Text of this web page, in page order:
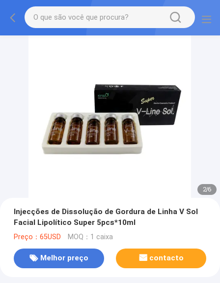
2/6
Injecções de Dissolução de Gordura de Linha V Sol
Facial Lipolítico Super 5pcs*10ml
Preço：65USD MOQ：1 caixa
Melhor preço contacto